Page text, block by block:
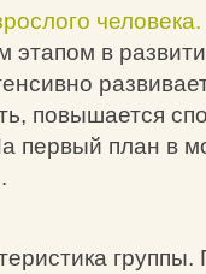
человека.
этапом в
повышается
первый план в
группы.